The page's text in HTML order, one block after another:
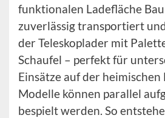
funktionalen Ladefläche
zuverlässig transportiert
der Teleskoplader mit
Schaufel – perfekt für
Einsätze auf der heimischen
Modelle können parallel
bespielt werden. So